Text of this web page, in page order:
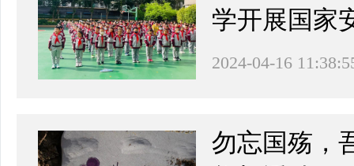
学开展国家
2024-04-16
勿忘国殇，